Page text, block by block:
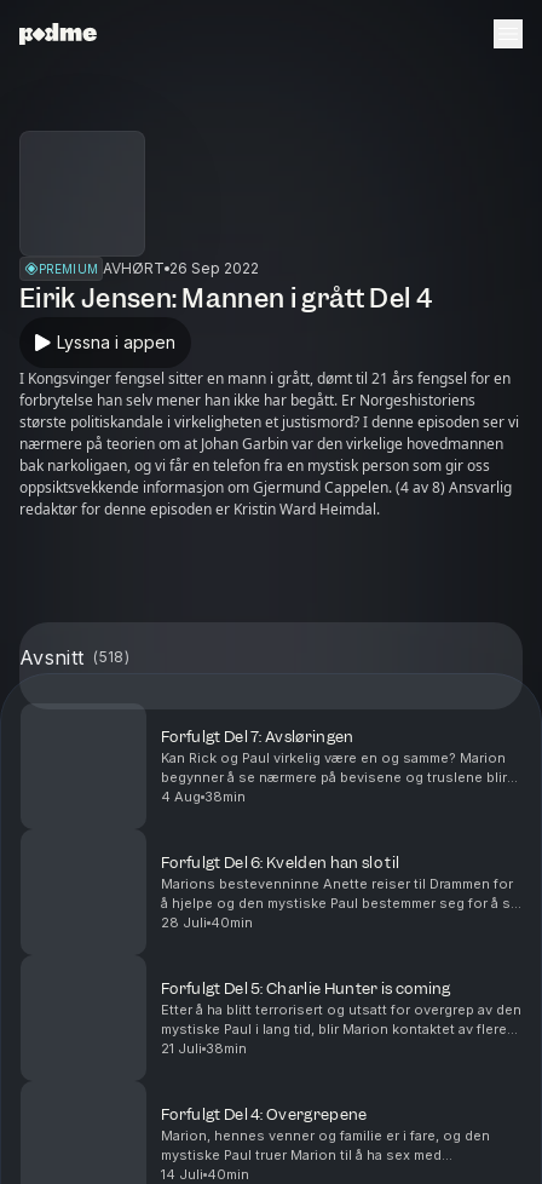
PREMIUM AVHØRT 26 Sep 2022
Eirik Jensen: Mannen i grått Del 4
Lyssna i appen
I Kongsvinger fengsel sitter en mann i grått, dømt til 21 års fengsel for en
forbrytelse han selv mener han ikke har begått. Er Norgeshistoriens
største politiskandale i virkeligheten et justismord? I denne episoden ser vi
nærmere på teorien om at Johan Garbin var den virkelige hovedmannen
bak narkoligaen, og vi får en telefon fra en mystisk person som gir oss
oppsiktsvekkende informasjon om Gjermund Cappelen. (4 av 8) Ansvarlig
redaktør for denne episoden er Kristin Ward Heimdal.
Avsnitt (518)
Forfulgt Del 7: Avsløringen
Kan Rick og Paul virkelig være en og samme? Marion
begynner å se nærmere på bevisene og truslene blir
alvor når sexvideoene og bildene blir spredt på
4 Aug 38min
Forfulgt Del 6: Kvelden han slo til
Marions bestevenninne Anette reiser til Drammen for
å hjelpe og den mystiske Paul bestemmer seg for å slå
til. Vil du annonsere i Avhørt? Ta kontakt med vår
28 Juli 40min
Forfulgt Del 5: Charlie Hunter is coming
Etter å ha blitt terrorisert og utsatt for overgrep av den
mystiske Paul i lang tid, blir Marion kontaktet av flere
nye menn, en av disse kaller seg Charlie Hunter.Vil du
21 Juli 38min
Forfulgt Del 4: Overgrepene
Marion, hennes venner og familie er i fare, og den
mystiske Paul truer Marion til å ha sex med
romkameraten Rick.Vil du annonsere i Avhørt? Ta
14 Juli 40min